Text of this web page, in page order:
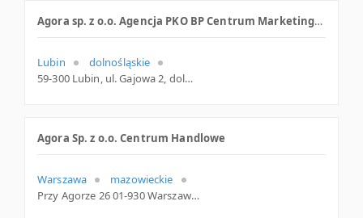
Agora sp. z o.o. Agencja PKO BP Centrum Marketingowo-Finansowe
Lubin
dolnośląskie
59-300 Lubin, ul. Gajowa 2, dolnośląskie
Agora Sp. z o.o. Centrum Handlowe
Warszawa
mazowieckie
Przy Agorze 26 01-930 Warszawa Polska